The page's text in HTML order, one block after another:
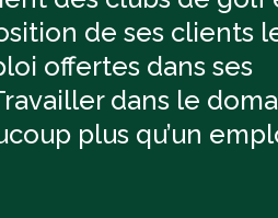
de ses clients
offertes dans ses
dans le
plus qu’un